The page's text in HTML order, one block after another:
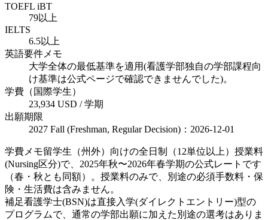
TOEFL iBT
79以上
IELTS
6.5以上
英語要件メモ
大学全体の最低基準を適用(看護学部独自の学部課程向
け基準は公式ページで確認できませんでした)。
学費（国際学生）
23,934 USD / 学期
出願期限
2027 Fall (Freshman, Regular Decision)：2026-12-01
学費メモ留学生（州外）向けの全日制（12単位以上）授業料
(Nursing区分)で、2025年秋〜2026年春学期の公式レートです
（春・秋とも同額）。授業料のみで、別途の必須手数料・保
険・生活費は含みません。
補足看護学士(BSN)は直接入学(ダイレクトエントリー)型の
プログラムで、通常の学部出願に加えた別途の選考はありま